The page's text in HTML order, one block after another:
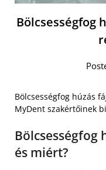
Bölcsességfog
Bölcsességfog húzás
MyDent szakértőinek
Bölcsességfog
és miért?